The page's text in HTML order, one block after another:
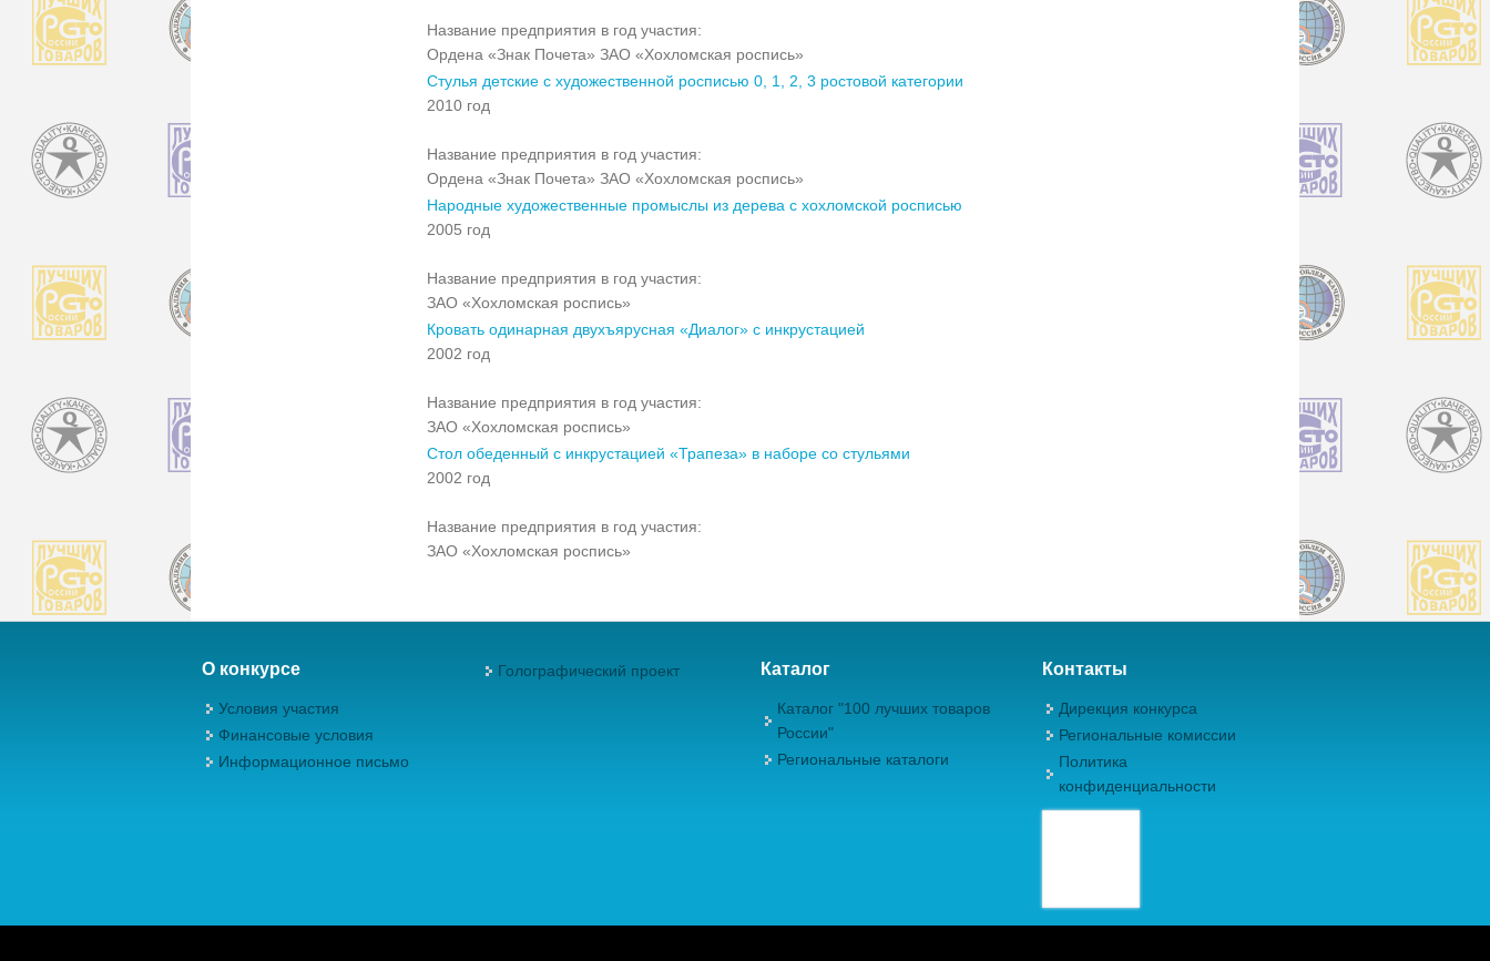
Название предприятия в год участия:
Ордена «Знак Почета» ЗАО «Хохломская роспись»
Стулья детские с художественной росписью 0, 1, 2, 3 ростовой категории
2010 год
Название предприятия в год участия:
Ордена «Знак Почета» ЗАО «Хохломская роспись»
Народные художественные промыслы из дерева с хохломской росписью
2005 год
Название предприятия в год участия:
ЗАО «Хохломская роспись»
Кровать одинарная двухъярусная «Диалог» с инкрустацией
2002 год
Название предприятия в год участия:
ЗАО «Хохломская роспись»
Стол обеденный с инкрустацией «Трапеза» в наборе со стульями
2002 год
Название предприятия в год участия:
ЗАО «Хохломская роспись»
О конкурсе
Условия участия
Финансовые условия
Информационное письмо
Голографический проект Каталог
Каталог "100 лучших товаров
России"
Региональные каталоги
Контакты
Дирекция конкурса
Региональные комиссии
Политика
конфиденциальности